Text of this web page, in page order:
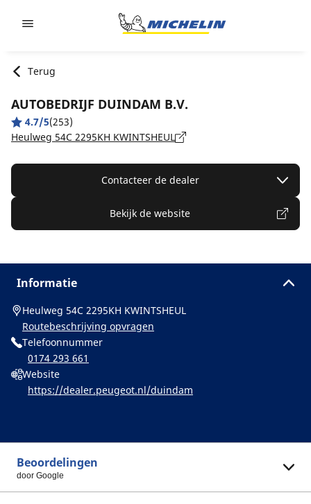
Terug
AUTOBEDRIJF DUINDAM B.V.
4.7/5(253)
Heulweg 54C 2295KH KWINTSHEUL
Contacteer de dealer
Bekijk de website
Informatie
Heulweg 54C 2295KH KWINTSHEUL
Routebeschrijving opvragen
Telefoonnummer
0174 293 661
Website
https://dealer.peugeot.nl/duindam
Beoordelingen
door Google